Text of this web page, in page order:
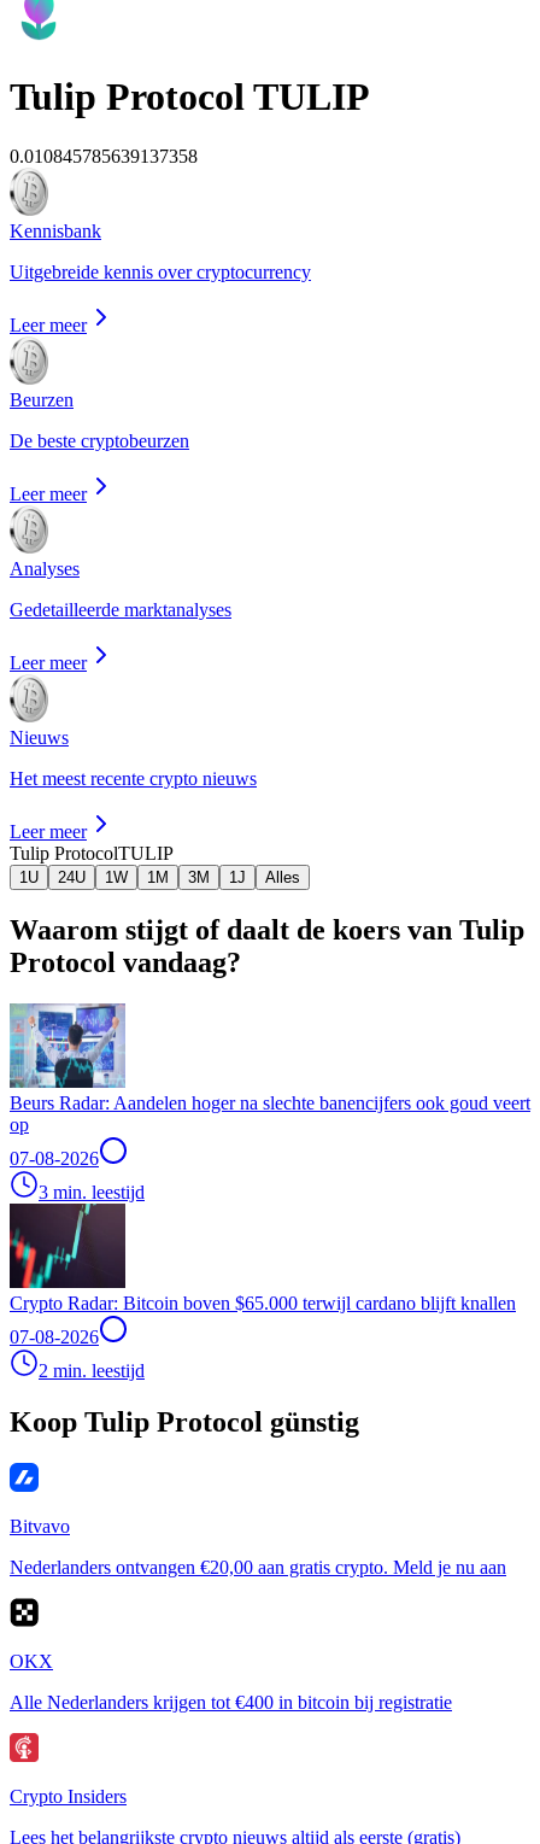
Tulip ProtocolTULIP
0.010845785639137358
Kennisbank
Uitgebreide kennis over cryptocurrency
Leer meer
Beurzen
De beste cryptobeurzen
Leer meer
Analyses
Gedetailleerde marktanalyses
Leer meer
Nieuws
Het meest recente crypto nieuws
Leer meer
Tulip ProtocolTULIP
1U 24U 1W 1M 3M 1J Alles
Waarom stijgt of daalt de koers van Tulip
Protocol vandaag?
Beurs Radar: Aandelen hoger na slechte banencijfers ook goud veert
op
07-08-2026
3 min. leestijd
Crypto Radar: Bitcoin boven $65.000 terwijl cardano blijft knallen
07-08-2026
2 min. leestijd
Koop Tulip Protocol günstig
Bitvavo
Nederlanders ontvangen €20,00 aan gratis crypto. Meld je nu aan
OKX
Alle Nederlanders krijgen tot €400 in bitcoin bij registratie
Crypto Insiders
Lees het belangrijkste crypto nieuws altijd als eerste (gratis)